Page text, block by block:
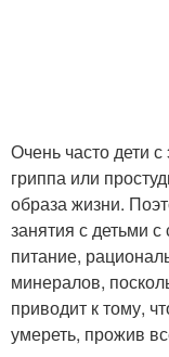
Очень часто дети
гриппа или
образа жизни.
занятия с детьми
питание,
минералов,
приводит к тому,
умереть, прожив